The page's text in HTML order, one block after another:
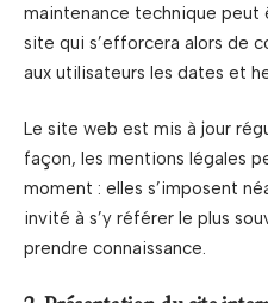
maintenance technique
site qui s’efforcera alors de
aux utilisateurs les dates et
Le site web est mis à jour
façon, les mentions légales
moment : elles s’imposent
invité à s’y référer le plus
prendre connaissance.